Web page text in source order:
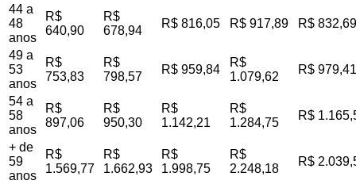
44 a
48
anos
R$
640,90
R$
678,94
R$ 816,05 R$ 917,89 R$ 832,69
49 a
53
anos
R$
753,83
R$
798,57
R$ 959,84
R$
1.079,62
R$ 979,41
54 a
58
anos
R$
897,06
R$
950,30
R$
1.142,21
R$
1.284,75
R$
+ de
59
anos
R$
1.569,77
R$
1.662,93
R$
1.998,75
R$
2.248,18
R$